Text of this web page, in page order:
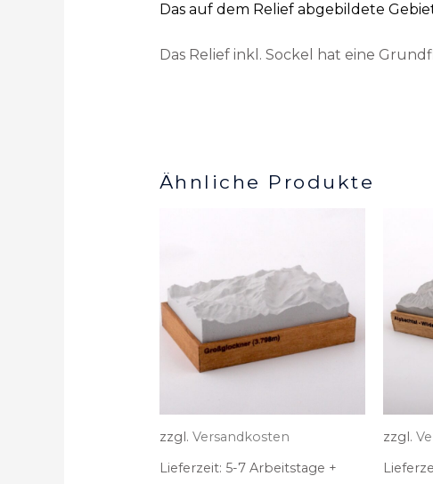
Das auf dem Relief abgebildete
Das Relief inkl. Sockel hat eine
Ähnliche Produkte
zzgl. Versandkosten
Lieferzeit: 5-7 Arbeitstage +
zzgl.